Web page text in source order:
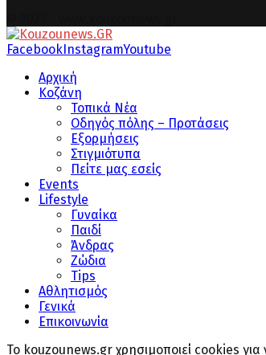
Facebook InstagramYoutube
Αρχική
Κοζάνη
Τοπικά Νέα
Οδηγός πόλης – Προτάσεις
Εξορμήσεις
Στιγμιότυπα
Πείτε μας εσείς
Events
Lifestyle
Γυναίκα
Παιδί
Άνδρας
Ζώδια
Tips
Αθλητισμός
Γενικά
Επικοινωνία
Το kouzounews.gr χρησιμοποιεί cookies